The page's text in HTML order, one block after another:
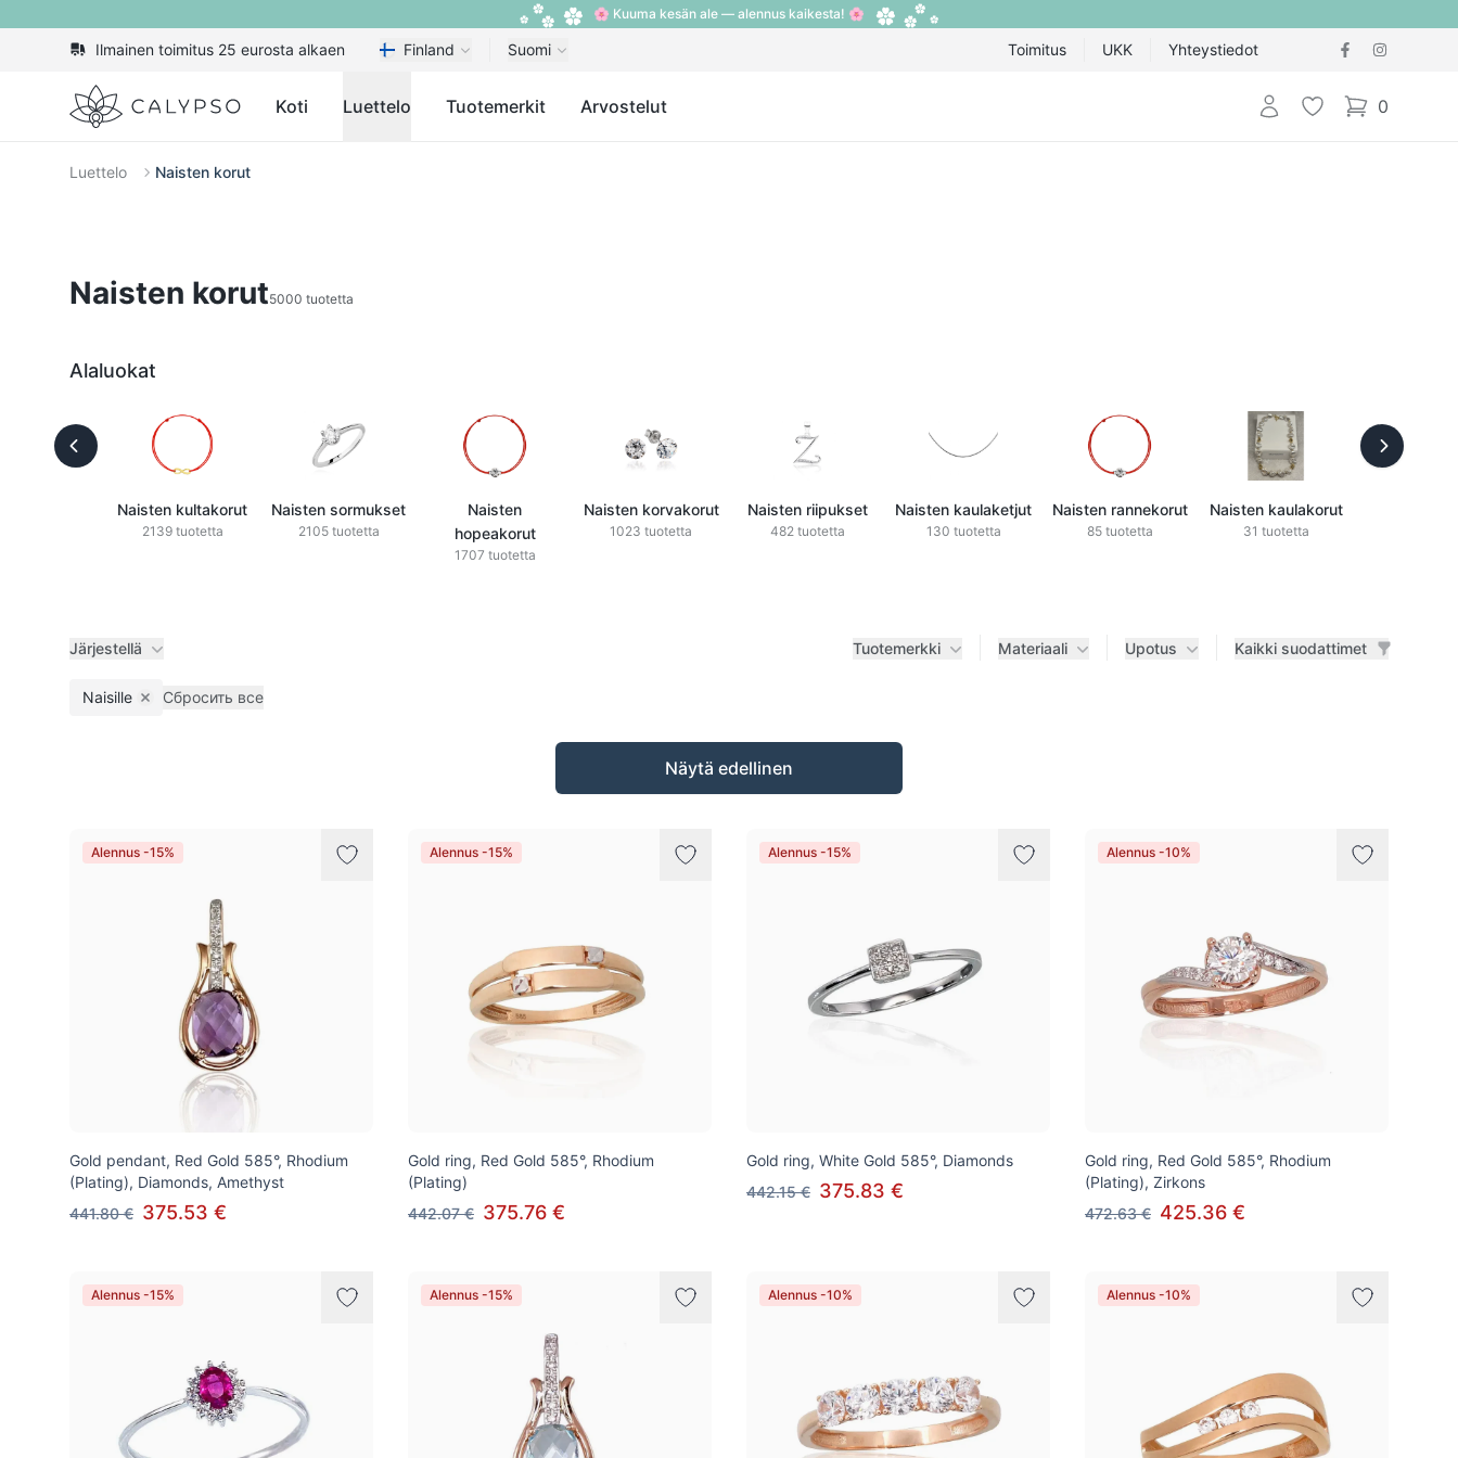
🌸 Kuuma kesän ale — alennus kaikesta! 🌸
Ilmainen toimitus 25 eurosta alkaen Finland Suomi Toimitus UKK Yhteystiedot
Calypso Koti Luettelo Tuotemerkit Arvostelut Kirjaudu sisään
Toivelista 0
items in cart,
Luettelo Naisten korut
Naisten korut5000 tuotetta
Alaluokat
Naisten kultakorut
2139 tuotetta
Naisten sormukset
2105 tuotetta
Naisten
hopeakorut
1707 tuotetta
Naisten korvakorut
1023 tuotetta
Naisten riipukset
482 tuotetta
Naisten kaulaketjut
130 tuotetta
Naisten rannekorut
85 tuotetta
Naisten kaulakorut
31 tuotetta
Järjestellä Tuotemerkki Materiaali Upotus Kaikki suodattimet
Naisille Remove filter
Сбросить все
Näytä edellinen
Alennus -15%
Gold pendant, Red Gold 585°, Rhodium
(Plating), Diamonds, Amethyst
441.80 € 375.53 €
Alennus -15%
Gold ring, Red Gold 585°, Rhodium
(Plating)
442.07 € 375.76 €
Alennus -15%
Gold ring, White Gold 585°, Diamonds
442.15 € 375.83 €
Alennus -10%
Gold ring, Red Gold 585°, Rhodium
(Plating), Zirkons
472.63 € 425.36 €
Alennus -15% Alennus -15% Alennus -10% Alennus -10%